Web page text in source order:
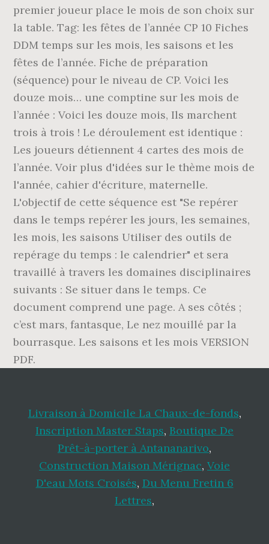
premier joueur place le mois de son choix sur
la table. Tag: les fêtes de l’année CP 10 Fiches
DDM temps sur les mois, les saisons et les
fêtes de l’année. Fiche de préparation
(séquence) pour le niveau de CP. Voici les
douze mois… une comptine sur les mois de
l’année : Voici les douze mois, Ils marchent
trois à trois ! Le déroulement est identique :
Les joueurs détiennent 4 cartes des mois de
l’année. Voir plus d'idées sur le thème mois de
l'année, cahier d'écriture, maternelle.
L'objectif de cette séquence est "Se repérer
dans le temps repérer les jours, les semaines,
les mois, les saisons Utiliser des outils de
repérage du temps : le calendrier" et sera
travaillé à travers les domaines disciplinaires
suivants : Se situer dans le temps. Ce
document comprend une page. A ses côtés ;
c’est mars, fantasque, Le nez mouillé par la
bourrasque. Les saisons et les mois VERSION
PDF.
Livraison à Domicile La Chaux-de-fonds,
Inscription Master Staps, Boutique De
Prêt-à-porter à Antananarivo,
Construction Maison Mérignac, Voie
D'eau Mots Croisés, Du Menu Fretin 6
Lettres,